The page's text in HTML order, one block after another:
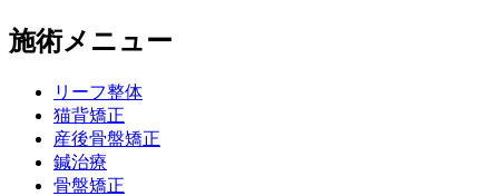
施術メニュー
リーフ整体
猫背矯正
産後骨盤矯正
鍼治療
骨盤矯正